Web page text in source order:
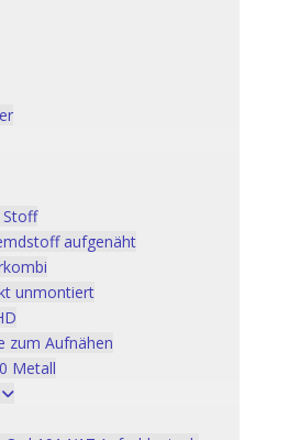
Stoff
aufgenäht
unmontiert
zum Aufnähen
Metall